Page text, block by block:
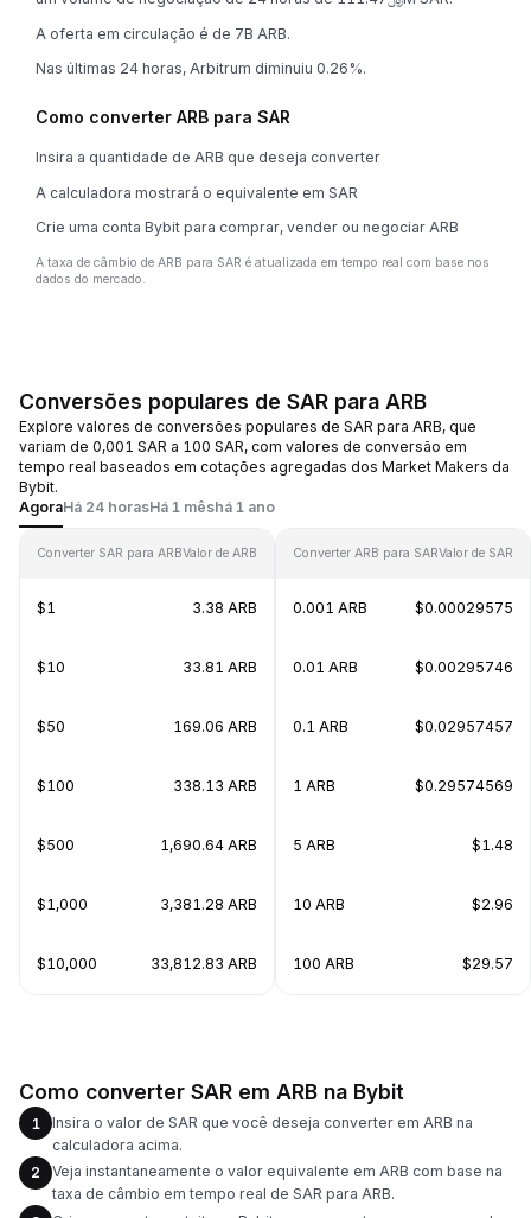
A oferta em circulação é de 7B ARB.
Nas últimas 24 horas, Arbitrum diminuiu 0.26%.
Como converter ARB para SAR
Insira a quantidade de ARB que deseja converter
A calculadora mostrará o equivalente em SAR
Crie uma conta Bybit para comprar, vender ou negociar ARB
A taxa de câmbio de ARB para SAR é atualizada em tempo real com base nos
dados do mercado.
Conversões populares de SAR para ARB
Explore valores de conversões populares de SAR para ARB, que
variam de 0,001 SAR a 100 SAR, com valores de conversão em
tempo real baseados em cotações agregadas dos Market Makers da
Bybit.
AgoraHá 24 horasHá 1 mêshá 1 ano
Converter SAR para ARBValor de ARB
$1 3.38 ARB
$10 33.81 ARB
$50 169.06 ARB
$100 338.13 ARB
$500 1,690.64 ARB
$1,000 3,381.28 ARB
$10,000 33,812.83 ARB
Converter ARB para SARValor de SAR
0.001 ARB $0.00029575
0.01 ARB $0.00295746
0.1 ARB $0.02957457
1 ARB $0.29574569
5 ARB $1.48
10 ARB $2.96
100 ARB $29.57
Como converter SAR em ARB na Bybit
1
Insira o valor de SAR que você deseja converter em ARB na
calculadora acima.
2
Veja instantaneamente o valor equivalente em ARB com base na
taxa de câmbio em tempo real de SAR para ARB.